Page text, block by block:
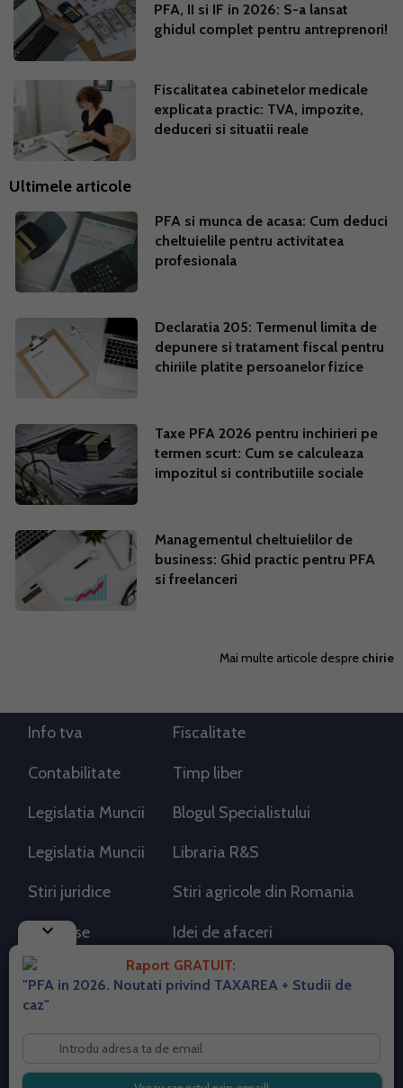
PFA, II si IF in 2026: S-a lansat
ghidul complet pentru antreprenori!
Fiscalitatea cabinetelor medicale
explicata practic: TVA, impozite,
deduceri si situatii reale
Ultimele articole
PFA si munca de acasa: Cum deduci
cheltuielile pentru activitatea
profesionala
Declaratia 205: Termenul limita de
depunere si tratament fiscal pentru
chiriile platite persoanelor fizice
Taxe PFA 2026 pentru inchirieri pe
termen scurt: Cum se calculeaza
impozitul si contributiile sociale
Managementul cheltuielilor de
business: Ghid practic pentru PFA
si freelanceri
Mai multe articole despre chirie
keyboard_arrow_down
Raport GRATUIT:
"PFA in 2026. Noutati privind TAXAREA + Studii de
caz"
Info tva Fiscalitate
Contabilitate Timp liber
Legislatia Muncii Blogul Specialistului
Legislatia Muncii Libraria R&S
Stiri juridice Stiri agricole din Romania
AdSense Idei de afaceri
RSS Flux RSS 2.0
Despre cookies
Termeni si conditii
Contact